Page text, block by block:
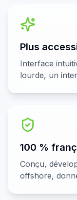
Plus
Interface
lourde, un
100 %
Conçu,
offshore,